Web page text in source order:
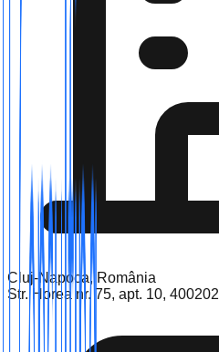
Cluj-Napoca, România
Str. Horea nr. 75, apt. 10, 400202